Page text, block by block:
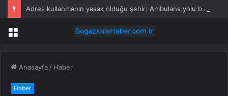
Adres kullanmanın yasak olduğu şehir: Ambulans yolu bulamıyor, kargo gitmiyor
Menü
Anasayfa / Haber
Haber